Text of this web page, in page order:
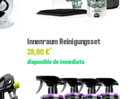
Innenraum Reinigungsset
28,90 €*
disponible de inmediato